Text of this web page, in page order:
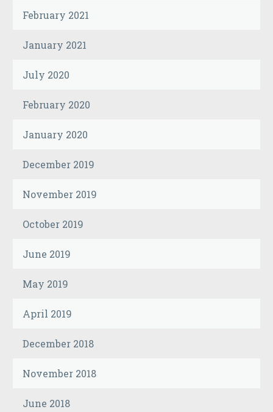
February 2021
January 2021
July 2020
February 2020
January 2020
December 2019
November 2019
October 2019
June 2019
May 2019
April 2019
December 2018
November 2018
June 2018